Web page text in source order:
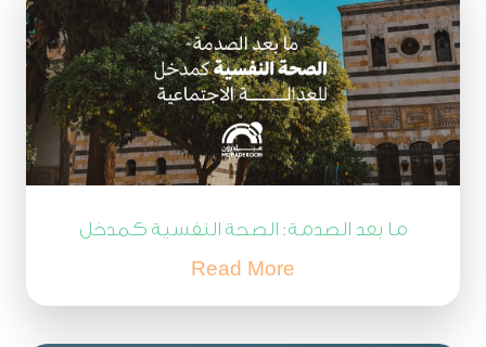
ما بعد الصدمة: الصحة النفسية كمدخل
Read More